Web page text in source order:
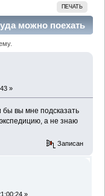
ПЕЧАТЬ
можно поехать
раз)
»
вы мне подсказать
а не знаю
Записан
»